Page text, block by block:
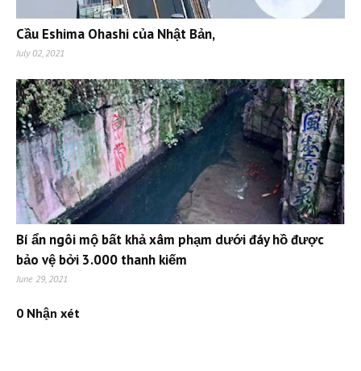
Cầu Eshima Ohashi của Nhật Bản,
July 02, 2021
Bí ẩn ngôi mộ bất khả xâm phạm dưới đáy hồ được
bảo vệ bởi 3.000 thanh kiếm
June 29, 2021
0 Nhận xét